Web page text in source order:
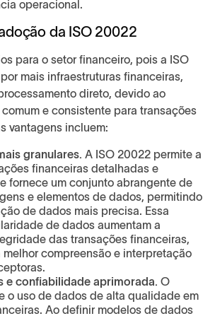
operacional.
da ISO 20022
para o setor financeiro, pois a ISO
mais infraestruturas financeiras,
direto, devido ao
e consistente para transações
vantagens incluem:
granulares. A ISO 20022 permite a
financeiras detalhadas e
fornece um conjunto abrangente de
e elementos de dados, permitindo
de dados mais precisa. Essa
de dados aumentam a
das transações financeiras,
compreensão e interpretação
e confiabilidade aprimorada. O
o uso de dados de alta qualidade em
Ao definir modelos de dados